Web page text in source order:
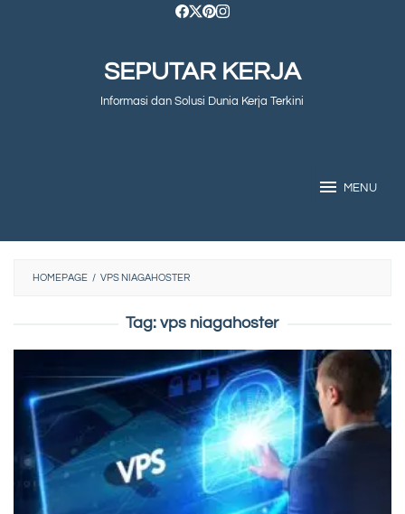
SEPUTAR KERJA
Informasi dan Solusi Dunia Kerja Terkini
MENU
HOMEPAGE / VPS NIAGAHOSTER
Tag:vps niagahoster